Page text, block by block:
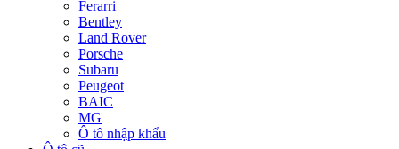
Ferarri
Bentley
Land Rover
Porsche
Subaru
Peugeot
BAIC
MG
Ô tô nhập khẩu